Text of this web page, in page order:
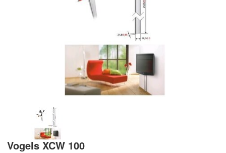
Vogels XCW 100